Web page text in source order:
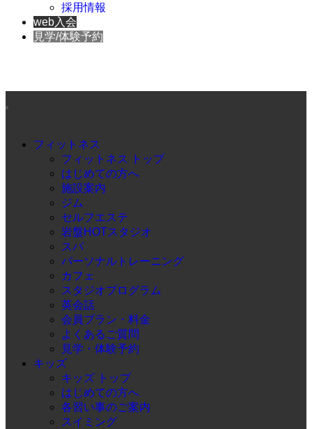
採用情報
web入会
見学/体験予約
フィットネス
フィットネス トップ
はじめての方へ
施設案内
ジム
セルフエステ
岩盤HOTスタジオ
スパ
パーソナルトレーニング
カフェ
スタジオプログラム
英会話
会員プラン・料金
よくあるご質問
見学・体験予約
キッズ
キッズ トップ
はじめての方へ
各習い事のご案内
スイミング